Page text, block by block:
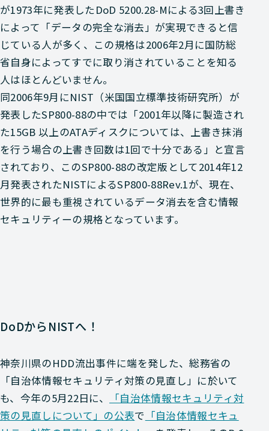
が1973年に発表したDoD 5200.28-Mによる3回上書き
によって「データの完全な消去」が実現できると信
じている人が多く、この規格は2006年2月に国防総
省自身によってすでに取り消されていることを知る
人はほとんどいません。
同2006年9月にNIST（米国国立標準技術研究所）が
発表したSP800-88の中では「2001年以降に製造され
た15GB 以上のATAディスクについては、上書き抹消
を行う場合の上書き回数は1回で十分である」と宣言
されており、このSP800-88の改定版として2014年12
月発表されたNISTによるSP800-88Rev.1が、現在、
世界的に最も重視されているデータ消去を含む情報
セキュリティーの規格となっています。
DoDからNISTへ！
神奈川県のHDD流出事件に端を発した、総務省の
「自治体情報セキュリティ対策の見直し」に於いて
も、今年の5月22日に、
「自治体情報セキュリティ対
策の見直しについて」の公表で 「自治体情報セキュ